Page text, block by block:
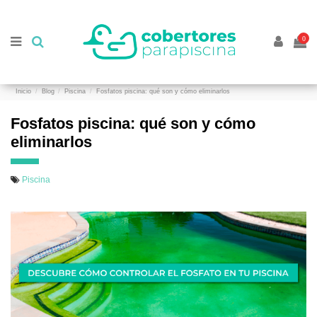
0
Inicio Blog Piscina Fosfatos piscina: qué son y cómo eliminarlos
Fosfatos piscina: qué son y cómo
eliminarlos
Piscina